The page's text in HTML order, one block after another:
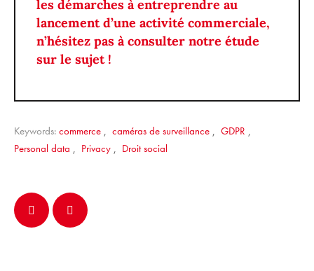
les démarches à entreprendre au
lancement d’une activité commerciale,
n’hésitez pas à consulter notre étude
sur le sujet !
Keywords: commerce , caméras de surveillance , GDPR ,
Personal data , Privacy , Droit social